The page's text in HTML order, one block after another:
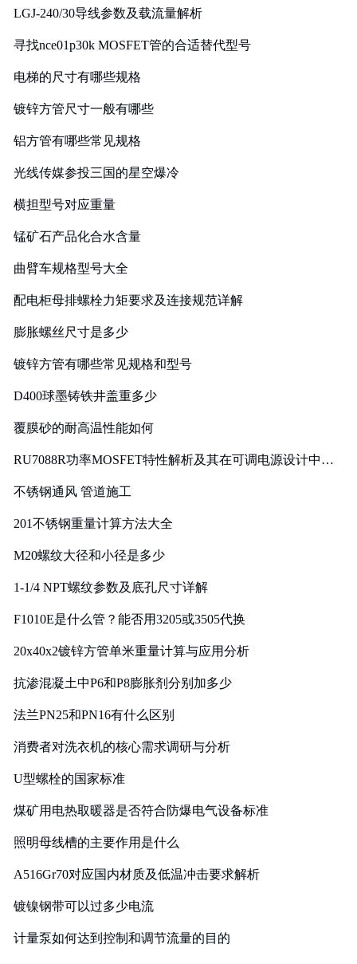
LGJ-240/30导线参数及载流量解析
寻找nce01p30k MOSFET管的合适替代型号
电梯的尺寸有哪些规格
镀锌方管尺寸一般有哪些
铝方管有哪些常见规格
光线传媒参投三国的星空爆冷
横担型号对应重量
锰矿石产品化合水含量
曲臂车规格型号大全
配电柜母排螺栓力矩要求及连接规范详解
膨胀螺丝尺寸是多少
镀锌方管有哪些常见规格和型号
D400球墨铸铁井盖重多少
覆膜砂的耐高温性能如何
RU7088R功率MOSFET特性解析及其在可调电源设计中的
不锈钢通风 管道施工
201不锈钢重量计算方法大全
M20螺纹大径和小径是多少
1-1/4 NPT螺纹参数及底孔尺寸详解
F1010E是什么管？能否用3205或3505代换
20x40x2镀锌方管单米重量计算与应用分析
抗渗混凝土中P6和P8膨胀剂分别加多少
法兰PN25和PN16有什么区别
消费者对洗衣机的核心需求调研与分析
U型螺栓的国家标准
煤矿用电热取暖器是否符合防爆电气设备标准
照明母线槽的主要作用是什么
A516Gr70对应国内材质及低温冲击要求解析
镀镍钢带可以过多少电流
计量泵如何达到控制和调节流量的目的